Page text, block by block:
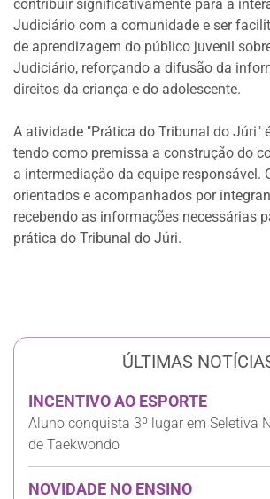
contribuir significativamente para a
Judiciário com a comunidade e ser
de aprendizagem do público juvenil
Judiciário, reforçando a difusão da
direitos da criança e do adolescente.
A atividade "Prática do Tribunal do Júri"
tendo como premissa a construção do
a intermediação da equipe responsável.
orientados e acompanhados por
recebendo as informações necessárias
prática do Tribunal do Júri.
ÚLTIMAS
INCENTIVO AO ESPORTE
Aluno conquista 3º lugar em Seletiva
de Taekwondo
NOVIDADE NO ENSINO